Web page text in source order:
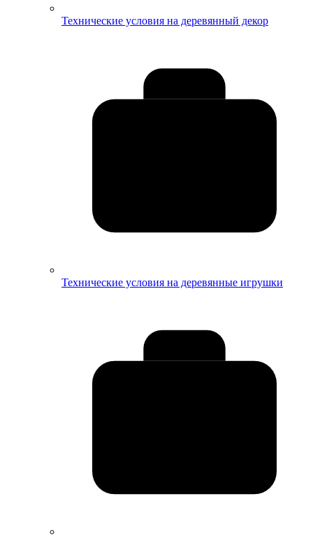
Технические условия на деревянный декор
Технические условия на деревянные игрушки